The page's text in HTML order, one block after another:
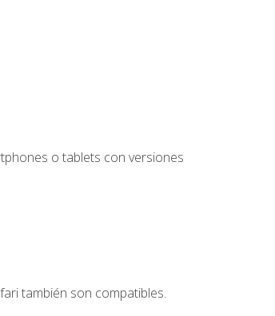
o tablets con versiones
también son compatibles.